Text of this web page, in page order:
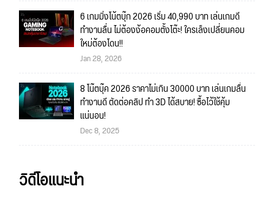
6 เกมมิ่งโน้ตบุ๊ก 2026 เริ่ม 40,990 บาท เล่นเกมดี
ทำงานลื่น ไม่ต้องง้อคอมตั้งโต๊ะ! ใครเล็งเปลี่ยนคอม
ใหม่ต้องโดน!!
Jan 28, 2026
8 โน๊ตบุ๊ค 2026 ราคาไม่เกิน 30000 บาท เล่นเกมลื่น
ทำงานดี ตัดต่อคลิป ทำ 3D ได้สบาย! ซื้อไว้ใช้คุ้ม
แน่นอน!
Dec 8, 2025
วิดีโอแนะนำ